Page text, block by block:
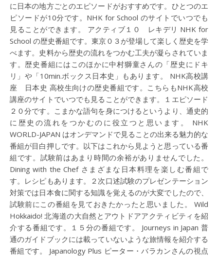
に日本の地方ごとのエピソードがおすすめです。ひとつのエ
ピソードが10分です。NHK for School のサイトでいつでも
見ることができます。 アクティブ１０ レキデリ NHK for
School の歴史番組です。東京０３が登場して楽しく歴史を学
べます。史料から歴史の流れをつかむ工夫が凝らされていま
す。歴史番組にはこのほかに中村獅童さんの「歴史にドキ
リ」や「10min.ボックス日本史」もあります。 NHK高校講
座 日本史 高校生向けの歴史番組です。こちらもNHK高校
講座のサイトでいつでも見ることができます。１エピソード
２０分です。こまかな語句を身につけるというより、通史的
に歴史の流れをつかむのに役立つと思います。 NHK
WORLD-JAPAN はオンデマンドで見ることの出来る魅力的な
番組が目白押しです。以下はこれから見ようと思っている番
組です。試験前はあまり時間の余裕がありませんでした。
Dining with the Chef さまざまな日本料理を楽しむ番組で
す。レシピもあります。２次口述試験のプレゼンテーション
対策では日本食に関する知識を覚えるのが大変でしたので、
試験前にこの番組を見ておきたかったと思いました。 Wild
Hokkaido! 北海道の大自然とアウトドアアクティビティを紹
介する番組です。１５分の番組です。 Journeys in Japan 普
通のガイドブックには載っていないような旅情報を紹介する
番組です。 Japanology Plus ピーター・バラカンさんの視点